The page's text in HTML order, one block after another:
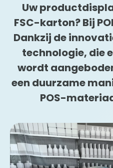
Uw
FSC-karton? Bij
Dankzij de
technologie, die
wordt
een duurzame
POS-
Download onze
Voornaam